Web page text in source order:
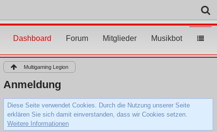
Dashboard Forum Mitglieder Musikbot
Multigaming Legion
Anmeldung
Diese Seite verwendet Cookies. Durch die Nutzung unserer Seite
erklären Sie sich damit einverstanden, dass wir Cookies setzen.
Weitere Informationen